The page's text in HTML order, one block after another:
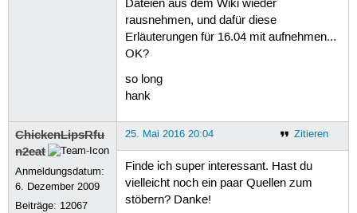
Dateien aus dem Wiki wieder
rausnehmen, und dafür diese
Erläuterungen für 16.04 mit aufnehmen...
OK?
so long
hank
ChickenLipsRfu
n2eat
Anmeldungsdatum:
6. Dezember 2009
Beiträge: 12067
Zitieren
25. Mai 2016 20:04
Finde ich super interessant. Hast du
vielleicht noch ein paar Quellen zum
stöbern? Danke!